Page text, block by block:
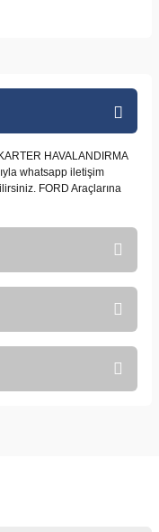
HAVALANDIRMA
whatsapp iletişim
FORD Araçlarına